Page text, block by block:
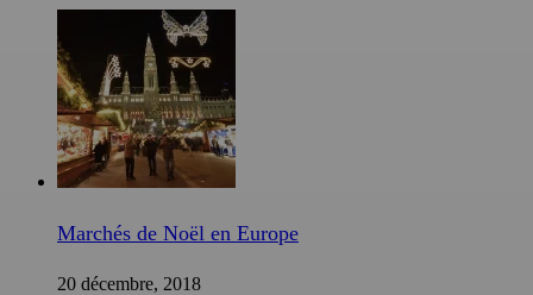
Marchés de Noël en Europe
20 décembre, 2018